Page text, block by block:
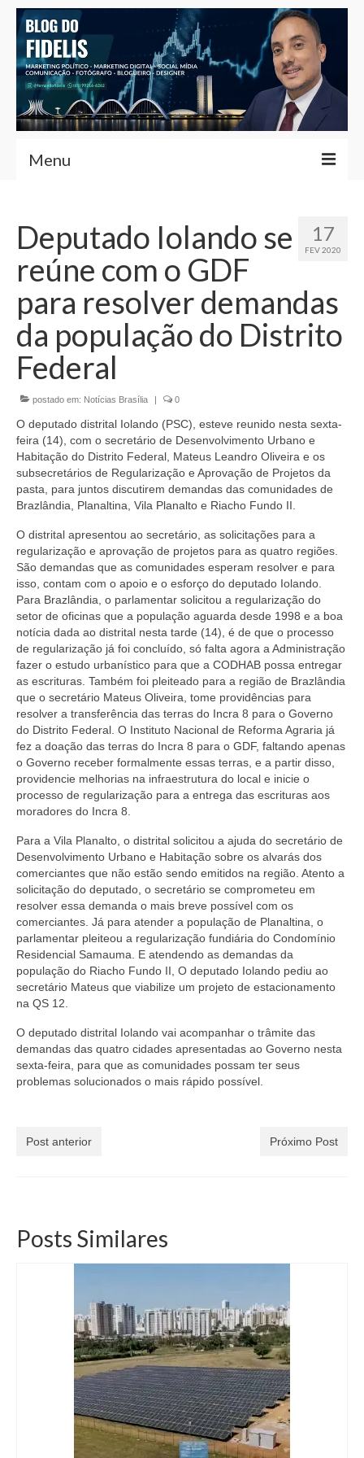
Menu
Fernando Fidelis
Café com Fidelis
Notícias Brasília
Contato
Currículo
17
FEV 2020
Deputado Iolando se
reúne com o GDF
para resolver demandas
da população do Distrito
Federal
postado em: Notícias Brasília | 0
O deputado distrital Iolando (PSC), esteve reunido nesta sexta-
feira (14), com o secretário de Desenvolvimento Urbano e
Habitação do Distrito Federal, Mateus Leandro Oliveira e os
subsecretários de Regularização e Aprovação de Projetos da
pasta, para juntos discutirem demandas das comunidades de
Brazlândia, Planaltina, Vila Planalto e Riacho Fundo II.
O distrital apresentou ao secretário, as solicitações para a
regularização e aprovação de projetos para as quatro regiões.
São demandas que as comunidades esperam resolver e para
isso, contam com o apoio e o esforço do deputado Iolando.
Para Brazlândia, o parlamentar solicitou a regularização do
setor de oficinas que a população aguarda desde 1998 e a boa
notícia dada ao distrital nesta tarde (14), é de que o processo
de regularização já foi concluído, só falta agora a Administração
fazer o estudo urbanístico para que a CODHAB possa entregar
as escrituras. Também foi pleiteado para a região de Brazlândia
que o secretário Mateus Oliveira, tome providências para
resolver a transferência das terras do Incra 8 para o Governo
do Distrito Federal. O Instituto Nacional de Reforma Agraria já
fez a doação das terras do Incra 8 para o GDF, faltando apenas
o Governo receber formalmente essas terras, e a partir disso,
providencie melhorias na infraestrutura do local e inicie o
processo de regularização para a entrega das escrituras aos
moradores do Incra 8.
Para a Vila Planalto, o distrital solicitou a ajuda do secretário de
Desenvolvimento Urbano e Habitação sobre os alvarás dos
comerciantes que não estão sendo emitidos na região. Atento a
solicitação do deputado, o secretário se comprometeu em
resolver essa demanda o mais breve possível com os
comerciantes. Já para atender a população de Planaltina, o
parlamentar pleiteou a regularização fundiária do Condomínio
Residencial Samauma. E atendendo as demandas da
população do Riacho Fundo II, O deputado Iolando pediu ao
secretário Mateus que viabilize um projeto de estacionamento
na QS 12.
O deputado distrital Iolando vai acompanhar o trâmite das
demandas das quatro cidades apresentadas ao Governo nesta
sexta-feira, para que as comunidades possam ter seus
problemas solucionados o mais rápido possível.
Post anterior Próximo Post
Posts Similares